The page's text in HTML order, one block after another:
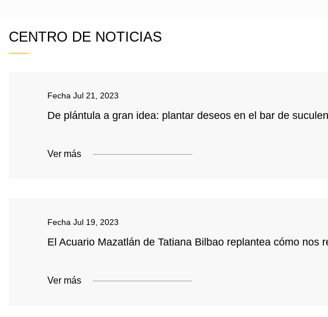
CENTRO DE NOTICIAS
Fecha Jul 21, 2023
De plántula a gran idea: plantar deseos en el bar de
Ver más
Fecha Jul 19, 2023
El Acuario Mazatlán de Tatiana Bilbao replantea cómo nos
Ver más